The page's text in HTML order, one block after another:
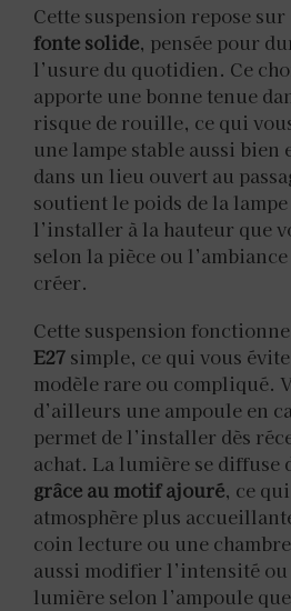
Cette suspension repose
fonte solide, pensée pour
l’usure du quotidien. Ce
apporte une bonne tenue
risque de rouille, ce qui
une lampe stable aussi
dans un lieu ouvert au
soutient le poids de la lampe
l’installer à la hauteur que
selon la pièce ou
créer.
Cette suspension
E27 simple, ce qui vous
modèle rare ou compliqué.
d’ailleurs une ampoule en
permet de l’installer dès
achat. La lumière se diffuse
grâce au motif ajouré, ce
atmosphère plus
coin lecture ou une
aussi modifier l’intensité
lumière selon l’ampoule